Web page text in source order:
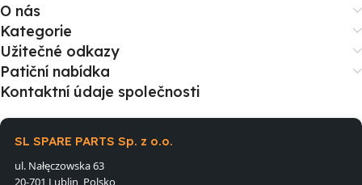
O nás
Kategorie
Užitečné odkazy
Patiční nabídka
Kontaktní údaje společnosti
SL SPARE PARTS Sp. z o.o.
ul. Nałęczowska 63
20-701 Lublin, Polsko